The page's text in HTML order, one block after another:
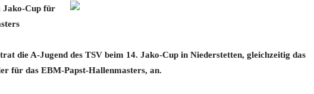
Jako-Cup für
die A-Jugend des TSV beim 14. Jako-Cup in Niederstetten, gleichzeitig das
für das EBM-Papst-Hallenmasters, an.